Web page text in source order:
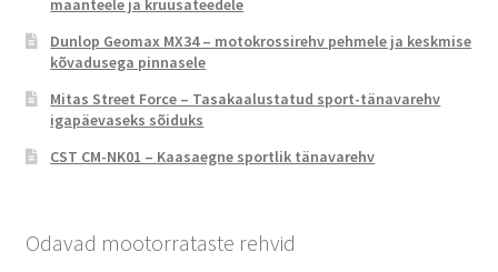
maanteele ja kruusateedele
Dunlop Geomax MX34 – motokrossirehv pehmele ja keskmise
kõvadusega pinnasele
Mitas Street Force – Tasakaalustatud sport-tänavarehv
igapäevaseks sõiduks
CST CM-NK01 – Kaasaegne sportlik tänavarehv
Odavad mootorrataste rehvid